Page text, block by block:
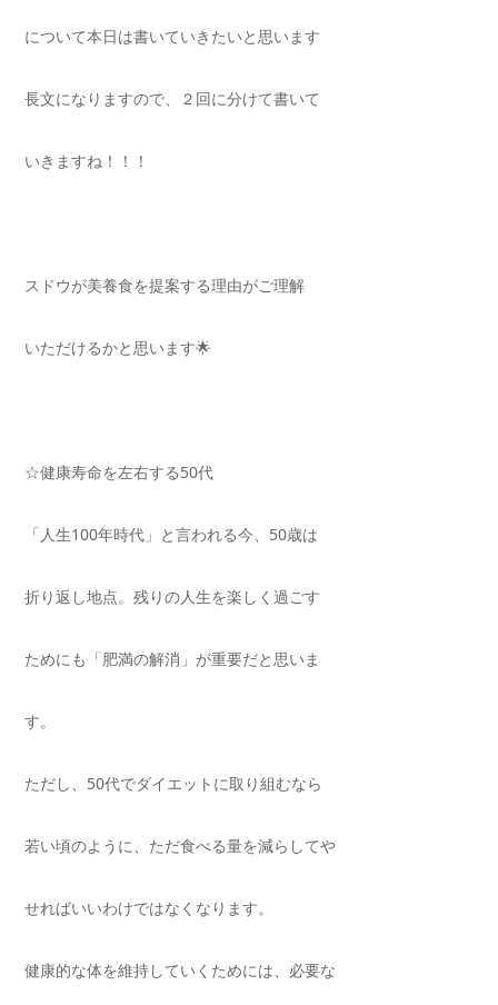
について本日は書いていきたいと思います
長文になりますので、２回に分けて書いて
いきますね！！！
スドウが美養食を提案する理由がご理解
いただけるかと思います🌟
☆健康寿命を左右する50代
「人生100年時代」と言われる今、 50歳は
折り返し地点。残りの人生を楽しく過ごす
ためにも「肥満の解消」が重要だと思いま
す。
ただし、 50代でダイエットに取り組むなら
若い頃のように、ただ食べる量を減らしてや
せればいいわけではなくなります。
健康的な体を維持していくためには、必要な